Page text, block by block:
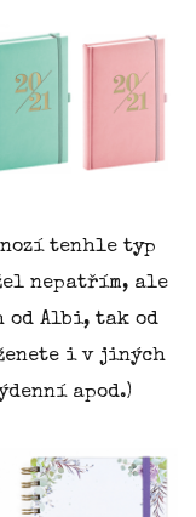
tenhle typ
nepatřím, ale
od Albi, tak od
i v jiných
apod.)